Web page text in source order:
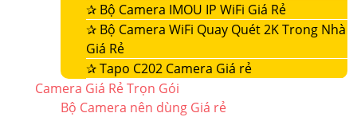
✰ Bộ Camera IMOU IP WiFi Giá Rẻ
✰ Bộ Camera WiFi Quay Quét 2K Trong Nhà
Giá Rẻ
✰Tapo C202 Camera Giá rẻ
Camera Giá Rẻ Trọn Gói
Bộ Camera nên dùng Giá rẻ